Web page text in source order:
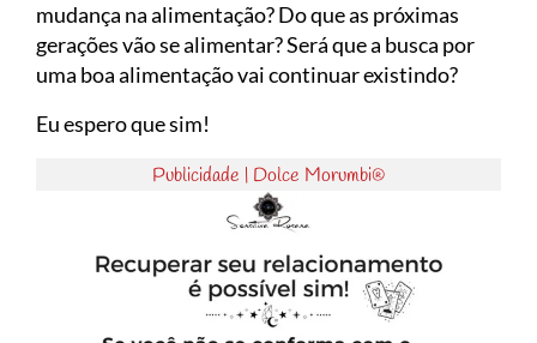
mudança na alimentação? Do que as próximas
gerações vão se alimentar? Será que a busca por
uma boa alimentação vai continuar existindo?
Eu espero que sim!
Publicidade | Dolce Morumbi®